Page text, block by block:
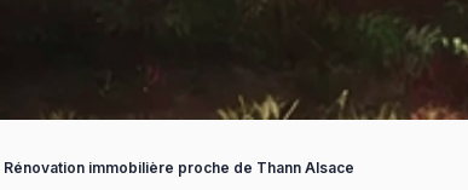
Rénovation immobilière proche de Thann Alsace